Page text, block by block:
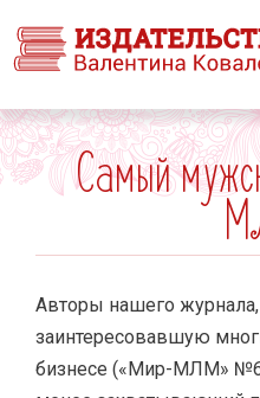
Вы здесь
Самый
Авторы нашего
заинтересовавшую
бизнесе («Мир-МЛМ»